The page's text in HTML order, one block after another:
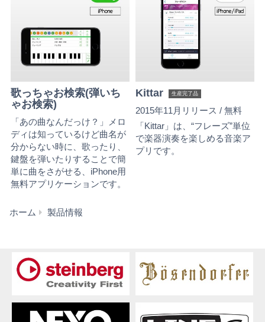
歌っちゃお検索(弾いち
ゃお検索)
「あの曲なんだっけ？」メロ
ディは知っているけど曲名が
分からない時に、歌ったり、
鍵盤を弾いたりすることで簡
単に曲をさがせる、iPhone用
無料アプリケーションです。
Kittar 生産完了品
2015年11月リリース / 無料
「Kittar」は、“フレーズ”単位
で楽器演奏を楽しめる音楽ア
プリです。
ホーム 製品情報